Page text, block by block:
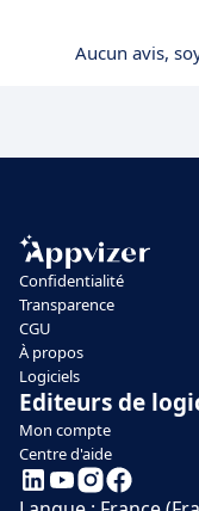
Aucun avis,
Confidentialité
Transparence
CGU
À propos
Logiciels
Editeurs de
Mon compte
Centre d'aide